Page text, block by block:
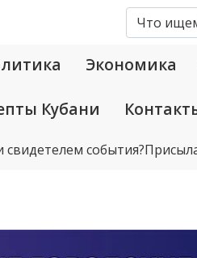
Экономика
Кубани
свидетелем события?